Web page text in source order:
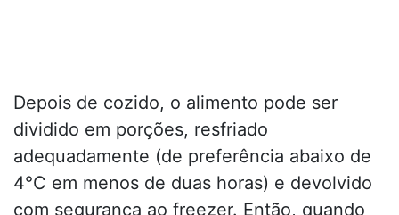
Depois de cozido, o alimento pode ser
dividido em porções, resfriado
adequadamente (de preferência abaixo de
4°C em menos de duas horas) e devolvido
com segurança ao freezer. Então, quando